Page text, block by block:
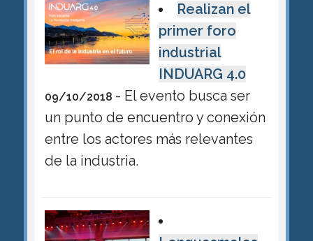
Realizan el
primer foro
industrial
INDUARG 4.0
09/10/2018 - El evento busca ser
un punto de encuentro y conexión
entre los actores más relevantes
de la industria.